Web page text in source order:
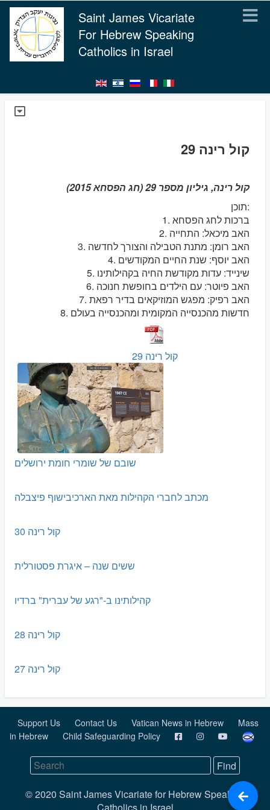
Saint James Vicariate
For Hebrew Speaking
Catholics in Israel
קול רינה 29
קול רינה, גיליון מספר 29 (חג הפסחא 2015)
תוכן:
1. ברכות לחג הפסחא
2. האב מיכאל: התחייה
3. האב רומן: מתנת הטבילה והצורך לחדשה
4. האב יוסף: שנת החיים המקודשים
5. שינייד: עדות מקודשת החיה בקהילותינו
6. האב פיוטר: עם הילדים בחופשת חנוכה
7. האב רפיק: מפגש המוזיקאים בדיר רפאת
8. חדשות מהכנסייה המקומית ומהכנסייה בעולם
קול רינה 29
שובם של שומרי חומת ירושלים
מכתב לחברי הקהילות מאת הארכיבישוף פיצבלה
קול רינה 30
ששים שנה – איגרת פסטורלית
קהילותינו ב-"רגע של עברית" ברדיו
קול רינה 28
קול רינה 27
Support Us Contact Us Vatican News in Hebrew
Mass
in Hebrew
Child Safeguarding Policy
© 2020 Saint James Vicariate for Hebrew Speaking